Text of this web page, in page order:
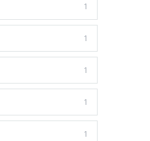
1
1
1
1
1